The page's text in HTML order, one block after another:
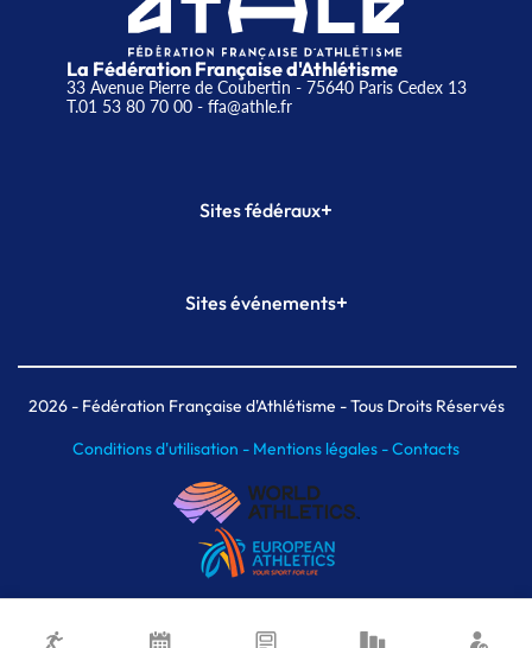
La Fédération Française d'Athlétisme
33 Avenue Pierre de Coubertin - 75640 Paris Cedex 13
T.01 53 80 70 00- ffa@athle.fr
Sites fédéraux+
Plateforme Formation
Sites événements+
Meeting de Paris indoor
MAIF Ekiden de Paris
2026- Fédération Française d'Athlétisme - Tous Droits Réservés
Conditions d'utilisation - Mentions légales -Contacts